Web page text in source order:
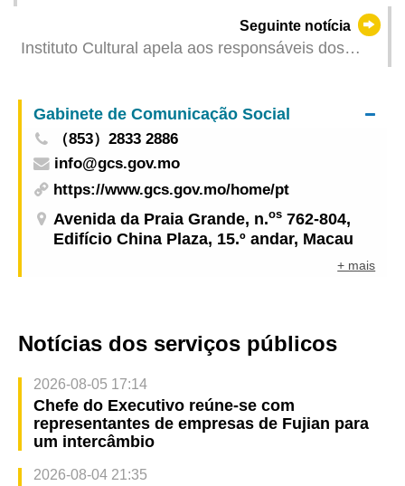
recolha pública de obras locais de vídeo mapping
a 3D para “Celebração do 75.º Aniversário da
Fundação da República Popular da China e do
Iluminar Macau 2024”
Seguinte notícia
Instituto Cultural apela aos responsáveis dos
adequadas de prevenção
Gabinete de Comunicação Social
（853）2833 2886
info@gcs.gov.mo
https://www.gcs.gov.mo/home/pt
Avenida da Praia Grande, n.os 762-804,
Edifício China Plaza, 15.º andar, Macau
+ mais
Notícias dos serviços públicos
2026-08-05 17:14
Chefe do Executivo reúne-se com
representantes de empresas de Fujian para
um intercâmbio
2026-08-04 21:35